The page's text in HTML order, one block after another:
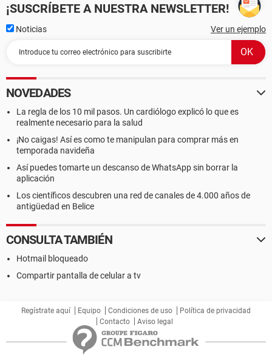
¡SUSCRÍBETE A NUESTRA NEWSLETTER!
Noticias Ver un ejemplo
NOVEDADES
La regla de los 10 mil pasos. Un cardiólogo explicó lo que es
realmente necesario para la salud
¡No caigas! Así es como te manipulan para comprar más en
temporada navideña
Así puedes tomarte un descanso de WhatsApp sin borrar la
aplicación
Los científicos descubren una red de canales de 4.000 años de
antigüedad en Belice
CONSULTA TAMBIÉN
Hotmail bloqueado
Compartir pantalla de celular a tv
Regístrate aquí Equipo Condiciones de uso
Política de privacidad
Contacto
Aviso legal